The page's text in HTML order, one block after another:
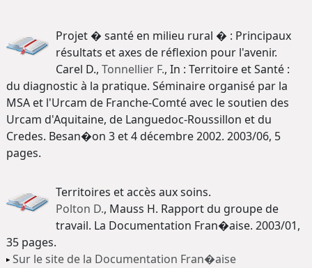
Projet � santé en milieu rural � : Principaux
résultats et axes de réflexion pour l'avenir.
Carel D., Tonnellier F., In : Territoire et Santé :
du diagnostic à la pratique. Séminaire organisé par la
MSA et l'Urcam de Franche-Comté avec le soutien des
Urcam d'Aquitaine, de Languedoc-Roussillon et du
Credes. Besan�on 3 et 4 décembre 2002. 2003/06, 5
pages.
Territoires et accès aux soins.
Polton D., Mauss H. Rapport du groupe de
travail. La Documentation Fran�aise. 2003/01,
35 pages.
Sur le site de la Documentation Fran�aise